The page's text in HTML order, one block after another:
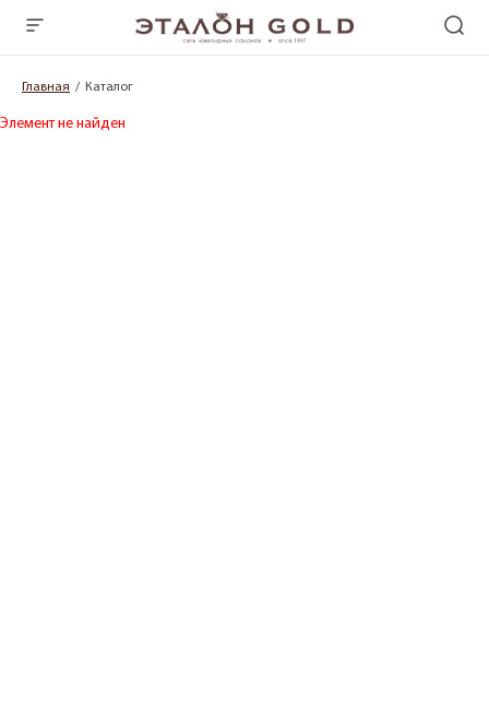
Главная Каталог
Элемент не найден